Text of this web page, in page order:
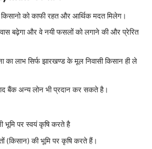
किसानो को काफी रहत और आर्थिक मदत मिलेग।
बढ़ेगा और वे नयी फसलों को लगाने की और प्रेरित
का लाभ सिर्फ झारखण्ड के मूल निवासी किसान ही ले
बैंक अन्य लोन भी प्रदान कर सकते है।
भूमि पर स्वयं कृषि करते है
(किसान) की भूमि पर कृषि करते हैं।